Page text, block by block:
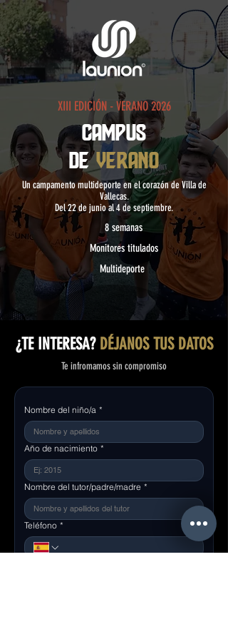
XIII EDICIÓN - VERANO 2026
CAMPUS
DEVERANO
Un campamento multideporte en el corazón de Villa de
Vallecas.
Del 22 de junio al 4 de septiembre.
8 semanas
Monitores titulados
Multideporte
¿TE INTERESA? DÉJANOS TUS DATOS
Te infromamos sin compromiso
Nombre del niño/a *
Año de nacimiento *
Nombre del tutor/padre/madre *
Teléfono *